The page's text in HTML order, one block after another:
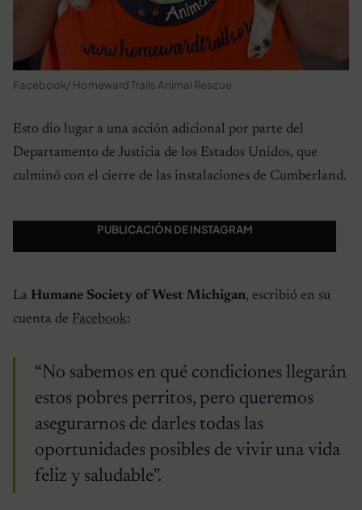
Facebook/ Homeward Trails Animal Rescue
Esto dio lugar a una acción adicional por parte del
Departamento de Justicia de los Estados Unidos, que
culminó con el cierre de las instalaciones de Cumberland.
PUBLICACIÓN DE INSTAGRAM
La Humane Society of West Michigan, escribió en su
cuenta de Facebook:
“No sabemos en qué condiciones llegarán
estos pobres perritos, pero queremos
asegurarnos de darles todas las
oportunidades posibles de vivir una vida
feliz y saludable”.